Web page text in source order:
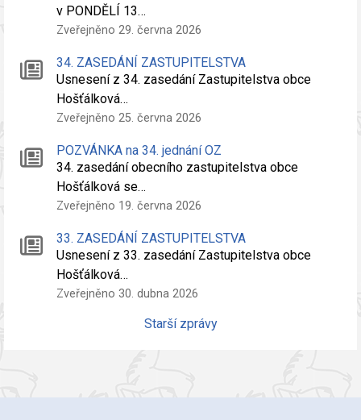
v PONDĚLÍ 13…
Zveřejněno 29. června 2026
34. ZASEDÁNÍ ZASTUPITELSTVA
Usnesení z 34. zasedání Zastupitelstva obce
Hošťálková…
Zveřejněno 25. června 2026
POZVÁNKA na 34. jednání OZ
34. zasedání obecního zastupitelstva obce
Hošťálková se…
Zveřejněno 19. června 2026
33. ZASEDÁNÍ ZASTUPITELSTVA
Usnesení z 33. zasedání Zastupitelstva obce
Hošťálková…
Zveřejněno 30. dubna 2026
Starší zprávy